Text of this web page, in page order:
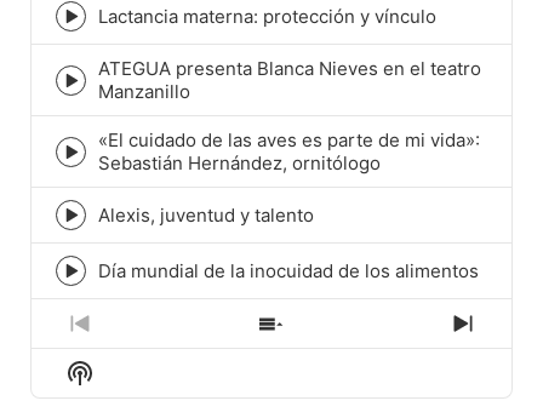
Episode
play
icon
Lactancia materna: protección y vínculo
Episode
play
icon
ATEGUA presenta Blanca Nieves en el teatro
Manzanillo
Episode
play
icon
«El cuidado de las aves es parte de mi vida»:
Sebastián Hernández, ornitólogo
Episode
play
icon
Alexis, juventud y talento
Episode
play
icon
Día mundial de la inocuidad de los alimentos
Previous
Episode
Show
Episodes
Next
Show
Podcast